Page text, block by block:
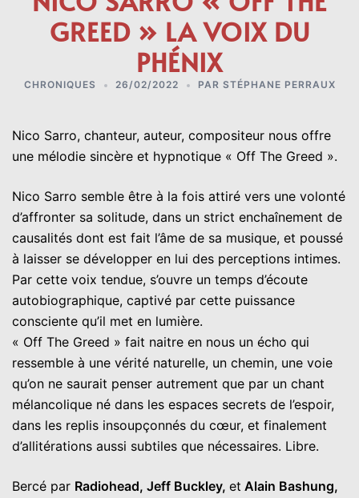
GREED » LA VOIX DU
PHÉNIX
CHRONIQUES 26/02/2022 PAR STÉPHANE PERRAUX
Nico Sarro, chanteur, auteur, compositeur nous offre
une mélodie sincère et hypnotique « Off The Greed ».
Nico Sarro semble être à la fois attiré vers une volonté
d’affronter sa solitude, dans un strict enchaînement de
causalités dont est fait l’âme de sa musique, et poussé
à laisser se développer en lui des perceptions intimes.
Par cette voix tendue, s’ouvre un temps d’écoute
autobiographique, captivé par cette puissance
consciente qu’il met en lumière.
« Off The Greed » fait naitre en nous un écho qui
ressemble à une vérité naturelle, un chemin, une voie
qu’on ne saurait penser autrement que par un chant
mélancolique né dans les espaces secrets de l’espoir,
dans les replis insoupçonnés du cœur, et finalement
d’allitérations aussi subtiles que nécessaires. Libre.
Bercé par Radiohead, Jeff Buckley, et Alain Bashung,